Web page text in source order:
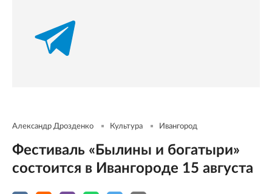
Александр Дрозденко Культура Ивангород
Фестиваль «Былины и богатыри»
состоится в Ивангороде 15 августа